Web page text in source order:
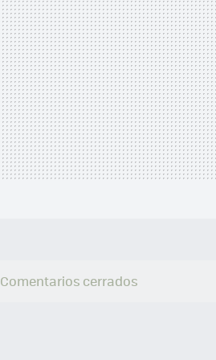
Comentarios cerrados